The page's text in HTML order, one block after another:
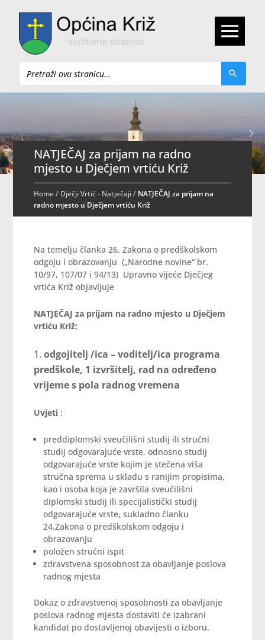
Pretraži
NATJEČAJ za prijam na radno
mjesto u Dječjem vrtiću Križ
Home/ Dječji Vrtić - Natječaji/ NATJEČAJ za prijam na
radno mjesto u Dječjem vrtiću Križ
Na temelju članka 26. Zakona o predškolskom
odgoju i obrazovanju („Narodne novine“ br.
10/97, 107/07 i 94/13) Upravno vijeće Dječjeg
vrtića Križ objavljuje
NATJEČAJ za prijam na radno mjesto u Dječjem
vrtiću Križ:
odgojitelj /ica – voditelj/ica programa
predškole, 1 izvršitelj, rad na određeno
vrijeme s pola radnog vremena
Uvjeti :
preddiplomski sveučilišni studij ili stručni
studij odgovarajuće vrste, odnosno studij
odgovarajuće vrste kojim je stečena viša
stručna sprema u skladu s ranijim propisima,
kao i osoba koja je završila sveučilišni
diplomski studij ili specijalistički studij
odgovarajuće vrste, sukladno članku
24.Zakona o predškolskom odgoju i
obrazovanju
položen stručni ispit
zdravstvena sposobnost za obavljanje poslova
radnog mjesta
Dokaz o zdravstvenoj sposobnosti za obavljanje
poslova radnog mjesta dostaviti će izabrani
kandidat po dostavljenoj obavijesti o izboru.